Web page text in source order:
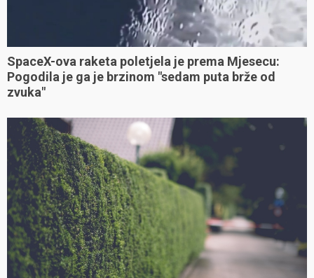
SpaceX-ova raketa poletjela je prema Mjesecu:
Pogodila je ga je brzinom "sedam puta brže od
zvuka"